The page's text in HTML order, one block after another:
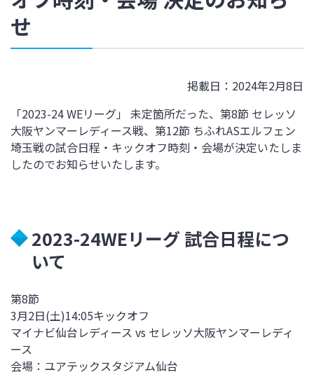
せ
掲載日：2024年2月8日
「2023-24 WEリーグ」 未定箇所だった、 第8節 セレッソ
大阪ヤンマーレディース戦、第12節 ちふれASエルフェン
埼玉戦の試合日程・キックオフ時刻・会場が決定いたしま
したのでお知らせいたします。
2023-24WEリーグ 試合日程につ
いて
第8節
3月2日(土)14:05キックオフ
マイナビ仙台レディース vs セレッソ大阪ヤンマーレディ
ース
会場：ユアテックスタジアム仙台